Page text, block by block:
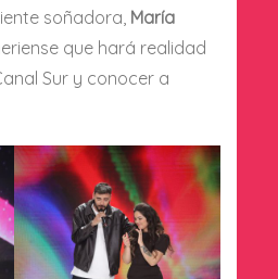
soñadora, María
que hará realidad
Sur y conocer a